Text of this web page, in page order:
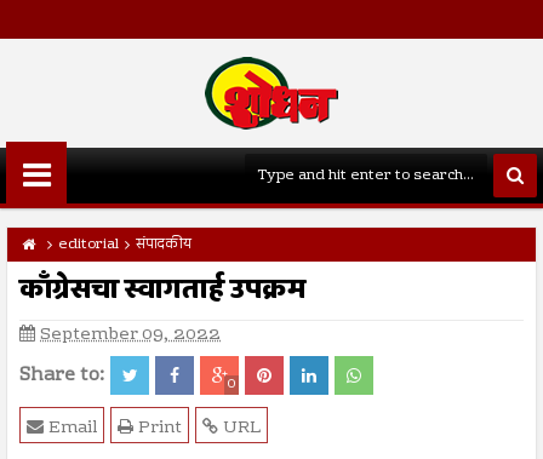
editorial संपादकीय
काँग्रेसचा स्वागतार्ह उपक्रम
September 09, 2022
Share to: 0
URL
Print
Email